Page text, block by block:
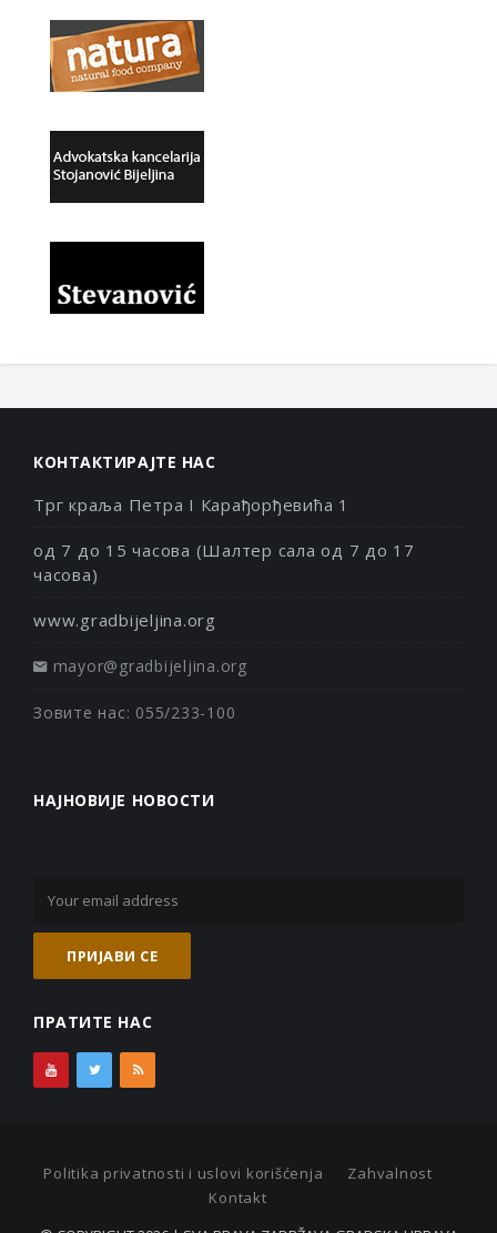
КОНТАКТИРАЈТЕ НАС
Трг краља Петра I Карађорђевића 1
од 7 до 15 часова (Шалтер сала од 7 до 17
часова)
www.gradbijeljina.org
mayor@gradbijeljina.org
Зовите нас: 055/233-100
НАЈНОВИЈЕ НОВОСТИ
ПРАТИТЕ НАС
Politika privatnosti i uslovi korišćenja
Zahvalnost
Kontakt